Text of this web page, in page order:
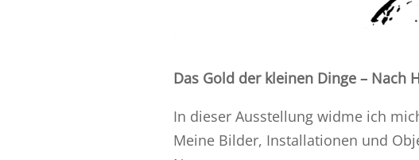
Das Gold der kleinen Dinge – Nach
In dieser Ausstellung widme ich
Meine Bilder, Installationen und